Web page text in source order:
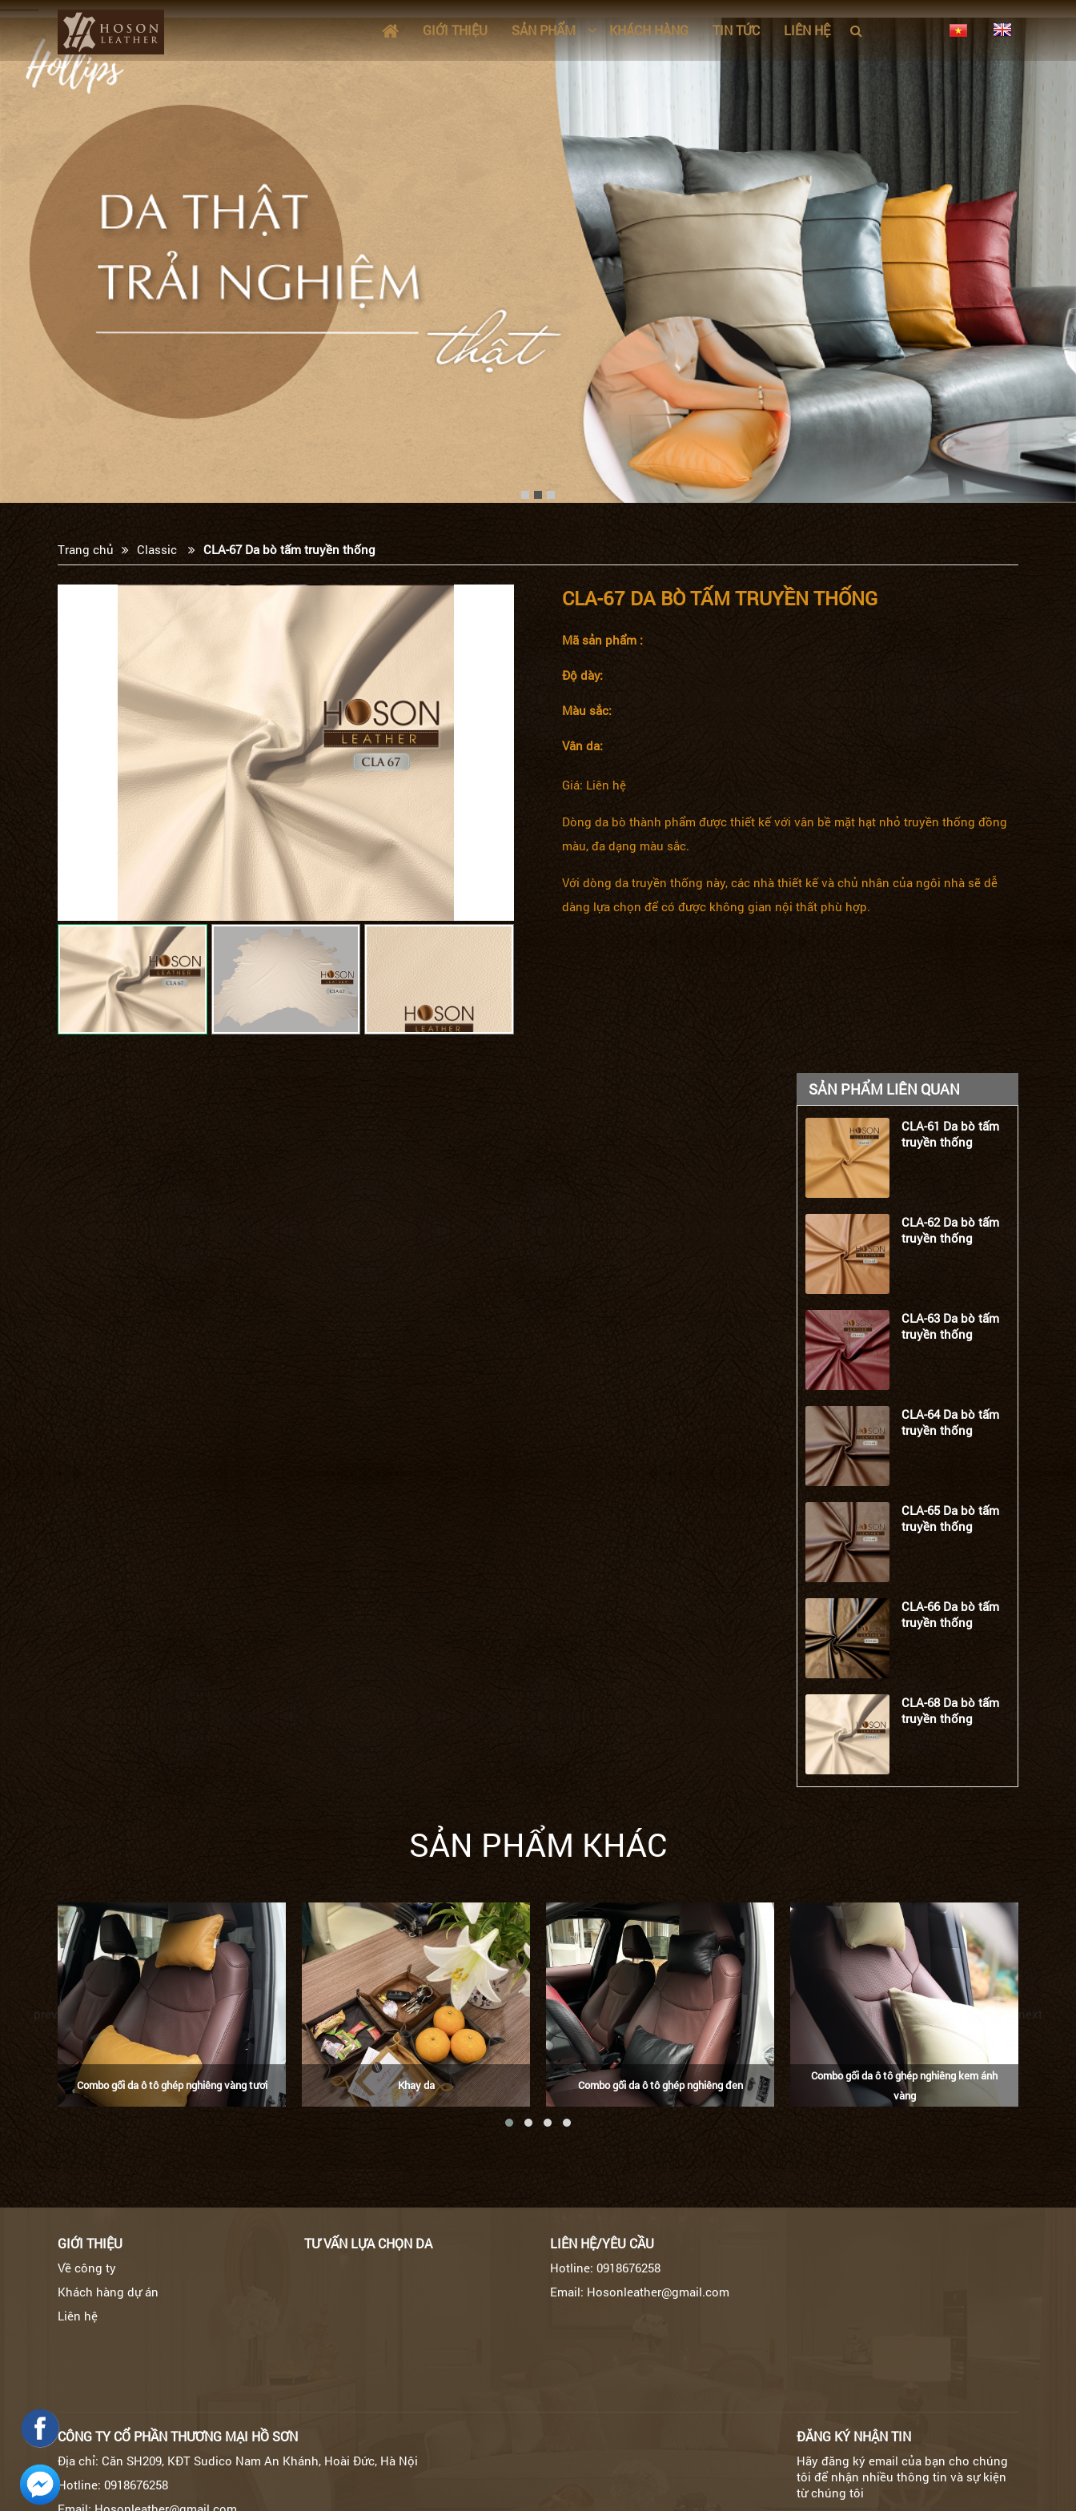
------------
GIỚI THIỆU SẢN PHẨM KHÁCH HÀNG TIN TỨC LIÊN HỆ
Trang chủ Classic CLA-67 Da bò tấm truyền thống
CLA-67 DA BÒ TẤM TRUYỀN THỐNG
Mã sản phẩm :
Độ dày:
Màu sắc:
Vân da:
Giá: Liên hệ
Dòng da bò thành phẩm được thiết kế với vân bề mặt hạt nhỏ truyền thống đồng
màu, đa dạng màu sắc.
Với dòng da truyền thống này, các nhà thiết kế và chủ nhân của ngôi nhà sẽ dễ
dàng lựa chọn để có được không gian nội thất phù hợp.
SẢN PHẨM LIÊN QUAN
CLA-61 Da bò tấm
truyền thống
CLA-62 Da bò tấm
truyền thống
CLA-63 Da bò tấm
truyền thống
CLA-64 Da bò tấm
truyền thống
CLA-65 Da bò tấm
truyền thống
CLA-66 Da bò tấm
truyền thống
CLA-68 Da bò tấm
truyền thống
SẢN PHẨM KHÁC
Combo gối da ô tô ghép nghiêng vàng tươi Khay da Combo gối da ô tô ghép nghiêng đen
Combo gối da ô tô ghép nghiêng kem ánh
vàng
prev next
GIỚI THIỆU
Về công ty
Khách hàng dự án
Liên hệ
TƯ VẤN LỰA CHỌN DA LIÊN HỆ/YÊU CẦU
Hotline: 0918676258
Email: Hosonleather@gmail.com
CÔNG TY CỔ PHẦN THƯƠNG MẠI HỒ SƠN
Địa chỉ: Căn SH209, KĐT Sudico Nam An Khánh, Hoài Đức, Hà Nội
Hotline: 0918676258
ĐĂNG KÝ NHẬN TIN
Hãy đăng ký email của bạn cho chúng
tôi để nhận nhiều thông tin và sự kiện
từ chúng tôi